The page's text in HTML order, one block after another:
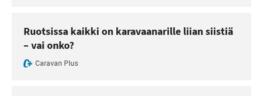
Ruotsissa kaikki on karavaanarille liian siistiä
– vai onko?
Caravan Plus